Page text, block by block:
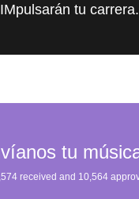
IMpulsarán tu carrera.